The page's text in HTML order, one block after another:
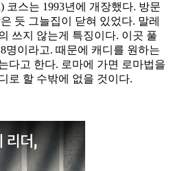
코스는 1993년에 개장했다. 방문
듯 그늘집이 닫혀 있었다. 말레
쓰지 않는게 특징이다. 이곳 풀
명이라고. 때문에 캐디를 원하는
다고 한다. 로마에 가면 로마법을
로 할 수밖에 없을 것이다.